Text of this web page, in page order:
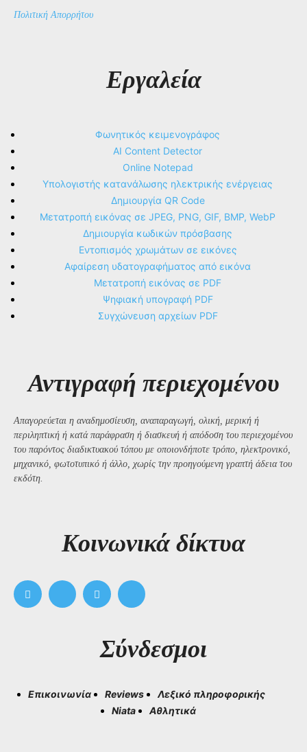
Πολιτική Απορρήτου
Εργαλεία
Φωνητικός κειμενογράφος
AI Content Detector
Online Notepad
Υπολογιστής κατανάλωσης ηλεκτρικής ενέργειας
Δημιουργία QR Code
Μετατροπή εικόνας σε JPEG, PNG, GIF, BMP, WebP
Δημιουργία κωδικών πρόσβασης
Εντοπισμός χρωμάτων σε εικόνες
Αφαίρεση υδατογραφήματος από εικόνα
Μετατροπή εικόνας σε PDF
Ψηφιακή υπογραφή PDF
Συγχώνευση αρχείων PDF
Αντιγραφή περιεχομένου
Απαγορεύεται η αναδημοσίευση, αναπαραγωγή, ολική, μερική ή
περιληπτική ή κατά παράφραση ή διασκευή ή απόδοση του περιεχομένου
του παρόντος διαδικτυακού τόπου με οποιονδήποτε τρόπο, ηλεκτρονικό,
μηχανικό, φωτοτυπικό ή άλλο, χωρίς την προηγούμενη γραπτή άδεια του
εκδότη.
Kοινωνικά δίκτυα
Σύνδεσμοι
Επικοινωνία Reviews
Λεξικό πληροφορικής
Niata
Αθλητικά